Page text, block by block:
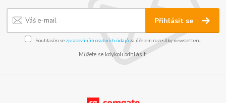
Přihlásit se
Souhlasím se zpracováním osobních údajůza účelem rozesílky newsletteru.
Můžete se kdykoli odhlásit.